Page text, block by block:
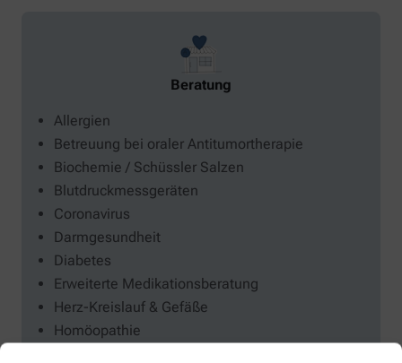
Beratung
Allergien
Betreuung bei oraler Antitumortherapie
Biochemie / Schüssler Salzen
Blutdruckmessgeräten
Coronavirus
Darmgesundheit
Diabetes
Erweiterte Medikationsberatung
Herz-Kreislauf & Gefäße
Homöopathie